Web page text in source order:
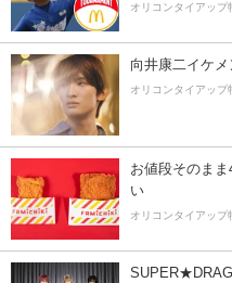
オリコンタイアップ
向井康二イケメ
オリコンタイアップ
お値段そのま
い
オリコンタイアップ